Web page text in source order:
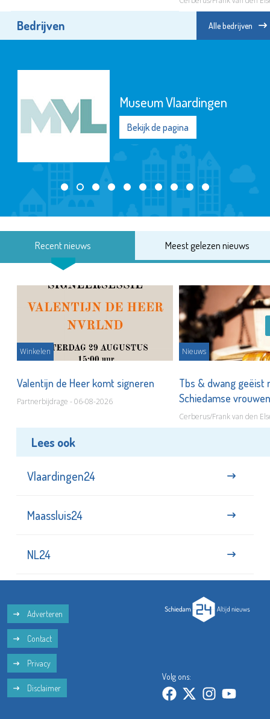
Bedrijven Alle bedrijven
Museum Vlaardingen
Bekijk de pagina
Recent nieuws Meest gelezen nieuws
Winkelen
Valentijn de Heer komt signeren
Partnerbijdrage - 06-08-2026
Nieuws
Tbs & dwang geëist
Schiedamse
Cerberus/Frank van den
Lees ook
Vlaardingen24
Maassluis24
NL24
Adverteren
Contact
Privacy
Disclaimer
Volg ons: